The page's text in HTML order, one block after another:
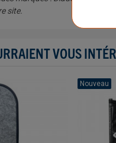
site.
VOUS
Nouveau